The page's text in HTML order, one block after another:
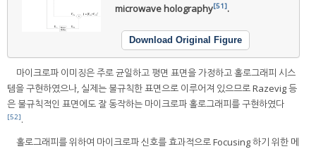
microwave holography[51].
Download Original Figure
마이크로파 이미징은 주로 균일하고 평면 표면을 가정하고 홀로그래피 시스
템을 구현하였으나, 실제는 불규칙한 표면으로 이루어져 있으므로 Razevig 등
은 불규칙적인 표면에도 잘 동작하는 마이크로파 홀로그래피를 구현하였다
[52].
홀로그래피를 위하여 마이크로파 신호를 효과적으로 Focusing 하기 위한 메